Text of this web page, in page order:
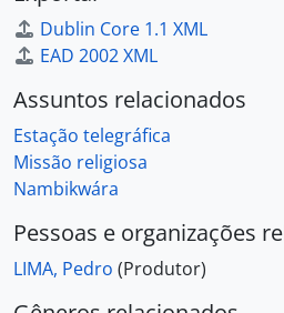
Dublin Core 1.1 XML
EAD 2002 XML
Assuntos relacionados
Estação telegráfica
Missão religiosa
Nambikwára
Pessoas e organizações
LIMA, Pedro (Produtor)